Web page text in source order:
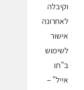
וקיבלה
לאחרונה
אישור
לשימוש
ב"תו
אייל" –